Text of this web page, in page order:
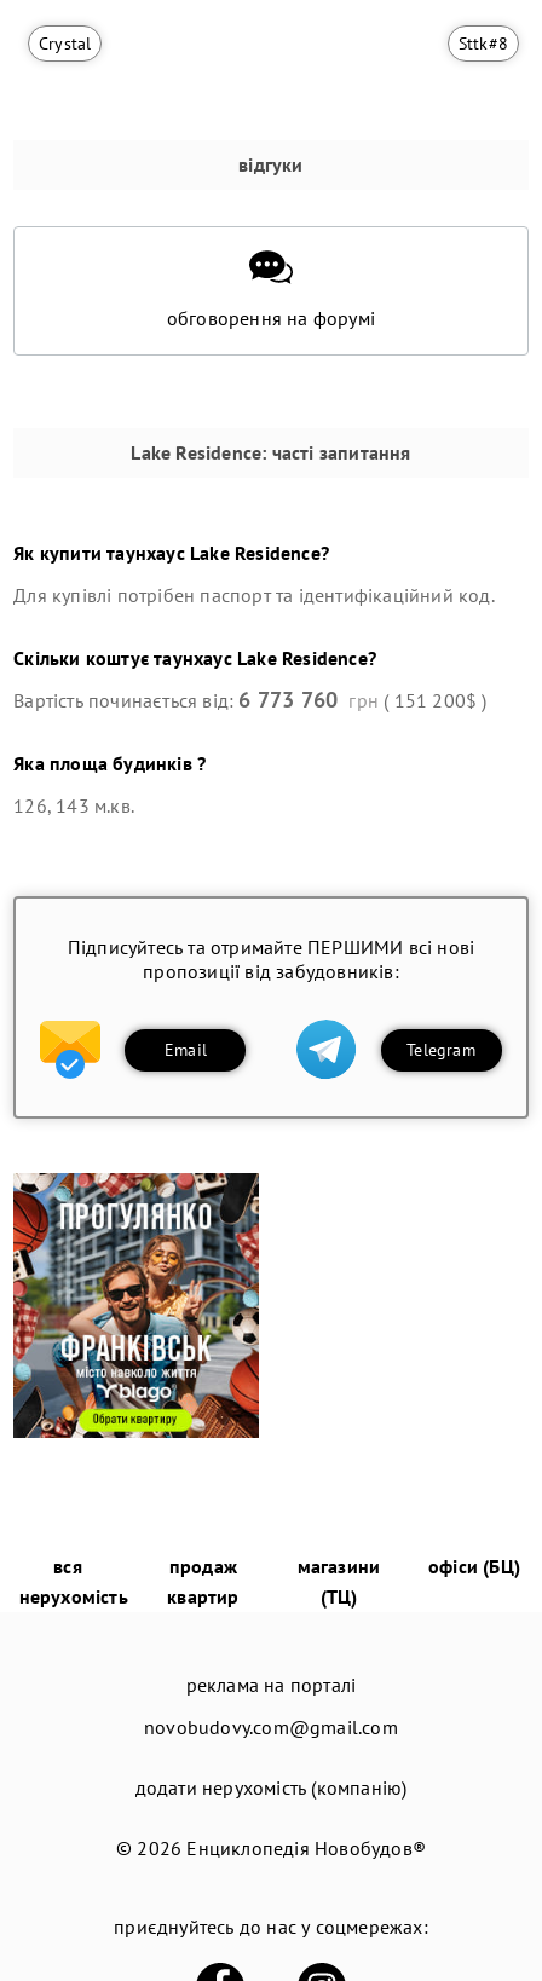
Crystal Sttk#8
відгуки
обговорення на форумі
Lake Residence: часті запитання
Як купититаунхаус Lake Residence?
Для купівлі потрібен паспорт та ідентифікаційний код.
Скільки коштуєтаунхаус Lake Residence?
Вартість починається від: 6 773 760 грн ( 151 200$ )
Яка площа будинків ?
126, 143 м.кв.
Підписуйтесь та отримайте ПЕРШИМИ всі нові
пропозиції від забудовників:
Email Telegram
вся
нерухомість
продаж
квартир
магазини
(ТЦ)
офіси (БЦ)
реклама на порталі
novobudovy.com@gmail.com
додати нерухомість (компанію)
© 2026 Енциклопедія Новобудов®
приєднуйтесь до нас у соцмережах: